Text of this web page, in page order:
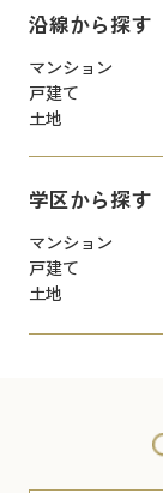
沿線から探す
マンション
戸建て
土地
学区から探す
マンション
戸建て
土地